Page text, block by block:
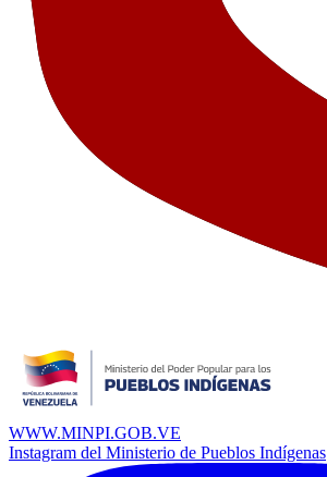
WWW.MINPI.GOB.VE
Instagram del Ministerio de Pueblos Indígenas